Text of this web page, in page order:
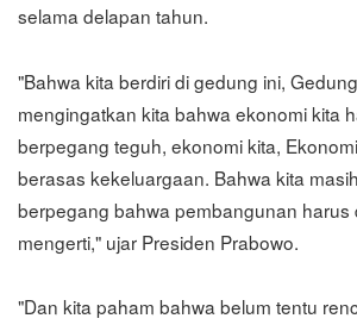
selama delapan tahun.
"Bahwa kita berdiri di gedung ini,
mengingatkan kita bahwa ekonomi kita
berpegang teguh, ekonomi kita,
berasas kekeluargaan. Bahwa kita
berpegang bahwa pembangunan harus
mengerti," ujar Presiden Prabowo.
"Dan kita paham bahwa belum tentu